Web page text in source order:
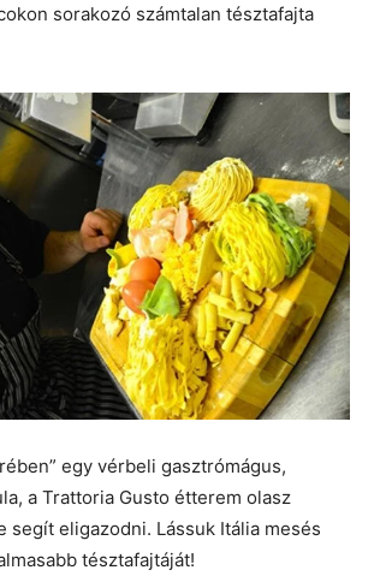
sorakozó számtalan tésztafajta
egy vérbeli gasztrómágus,
a Trattoria Gusto étterem olasz
segít eligazodni. Lássuk Itália mesés
tésztafajtáját!